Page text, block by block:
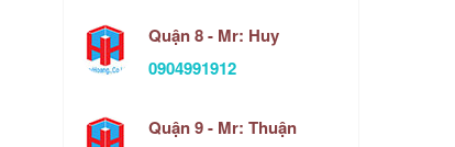
Quận 8 - Mr: Huy
0904991912
Quận 9 - Mr: Thuận